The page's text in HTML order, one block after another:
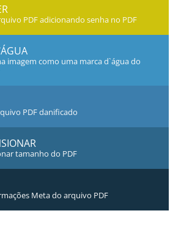
PDF adicionando senha no PDF
imagem como uma marca d`água do
PDF danificado
tamanho do PDF
Meta do arquivo PDF